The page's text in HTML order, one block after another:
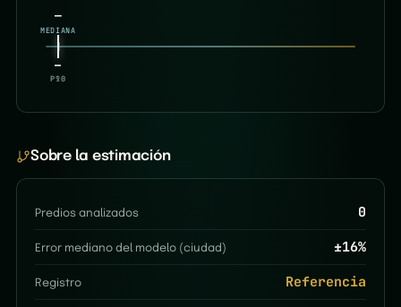
—
P10
—
MEDIANA
—
P90
Sobre la estimación
Predios analizados 0
Error mediano del modelo (ciudad) ±16%
Registro Referencia